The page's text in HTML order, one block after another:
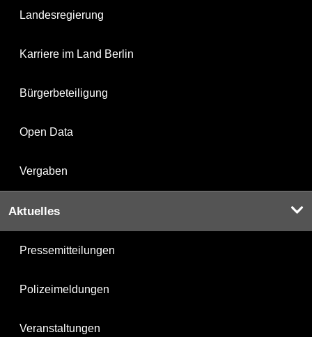
Landesregierung
Karriere im Land Berlin
Bürgerbeteiligung
Open Data
Vergaben
Aktuelles
Pressemitteilungen
Polizeimeldungen
Veranstaltungen